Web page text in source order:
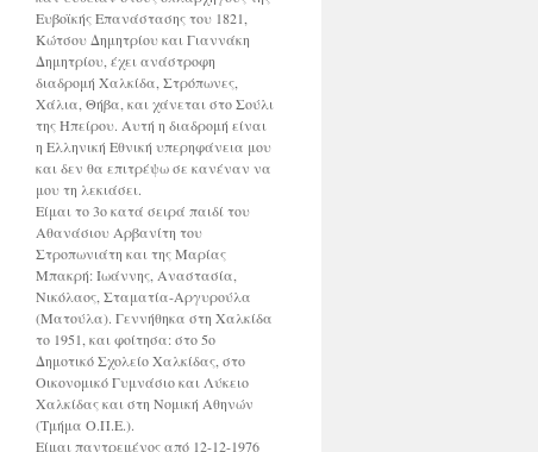
Ευβοϊκής Επανάστασης του 1821,
Κώτσου Δημητρίου και Γιαννάκη
Δημητρίου, έχει ανάστροφη
διαδρομή Χαλκίδα, Στρόπωνες,
Χάλια, Θήβα, και χάνεται στο Σούλι
της Ηπείρου. Αυτή η διαδρομή είναι
η Ελληνική Εθνική υπερηφάνεια μου
και δεν θα επιτρέψω σε κανέναν να
μου τη λεκιάσει.
Είμαι το 3ο κατά σειρά παιδί του
Αθανάσιου Αρβανίτη του
Στροπωνιάτη και της Μαρίας
Μπακρή: Ιωάννης, Αναστασία,
Νικόλαος, Σταματία-Αργυρούλα
(Ματούλα). Γεννήθηκα στη Χαλκίδα
το 1951, και φοίτησα: στο 5ο
Δημοτικό Σχολείο Χαλκίδας, στο
Οικονομικό Γυμνάσιο και Λύκειο
Χαλκίδας και στη Νομική Αθηνών
(Τμήμα Ο.Π.Ε.).
Είμαι παντρεμένος από 12-12-1976